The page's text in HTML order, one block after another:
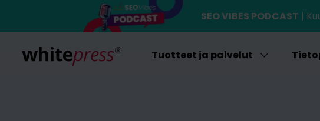
SEO VIBES PODCAST |
Tuotteet ja palvelut